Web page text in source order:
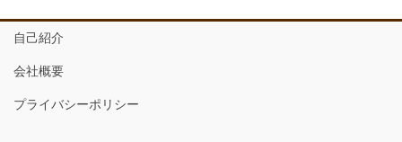
自己紹介
会社概要
プライバシーポリシー